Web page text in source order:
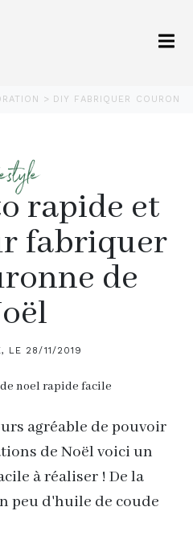
DIY FABRIQUER
rapide et
fabriquer
de
LE 28/11/2019
agréable de pouvoir
de Noël voici un
à réaliser ! De la
peu d'huile de coude